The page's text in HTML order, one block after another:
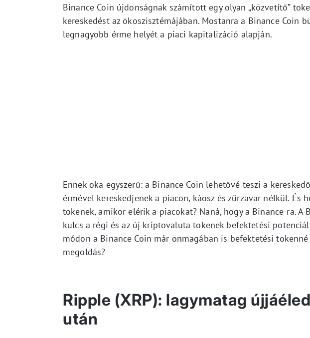
Binance Coin újdonságnak számított egy olyan „közvetítő”
kereskedést az ökoszisztémájában. Mostanra a Binance Coin
legnagyobb érme helyét a piaci kapitalizáció alapján.
Ennek oka egyszerű: a Binance Coin lehetővé teszi a
érmével kereskedjenek a piacon, káosz és zűrzavar nélkül. És
tokenek, amikor elérik a piacokat? Naná, hogy a Binance-ra. A
kulcs a régi és az új kriptovaluta tokenek befektetési
módon a Binance Coin már önmagában is befektetési
megoldás?
Ripple (XRP): lagymatag
után